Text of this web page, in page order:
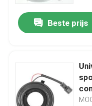
Beste prijs